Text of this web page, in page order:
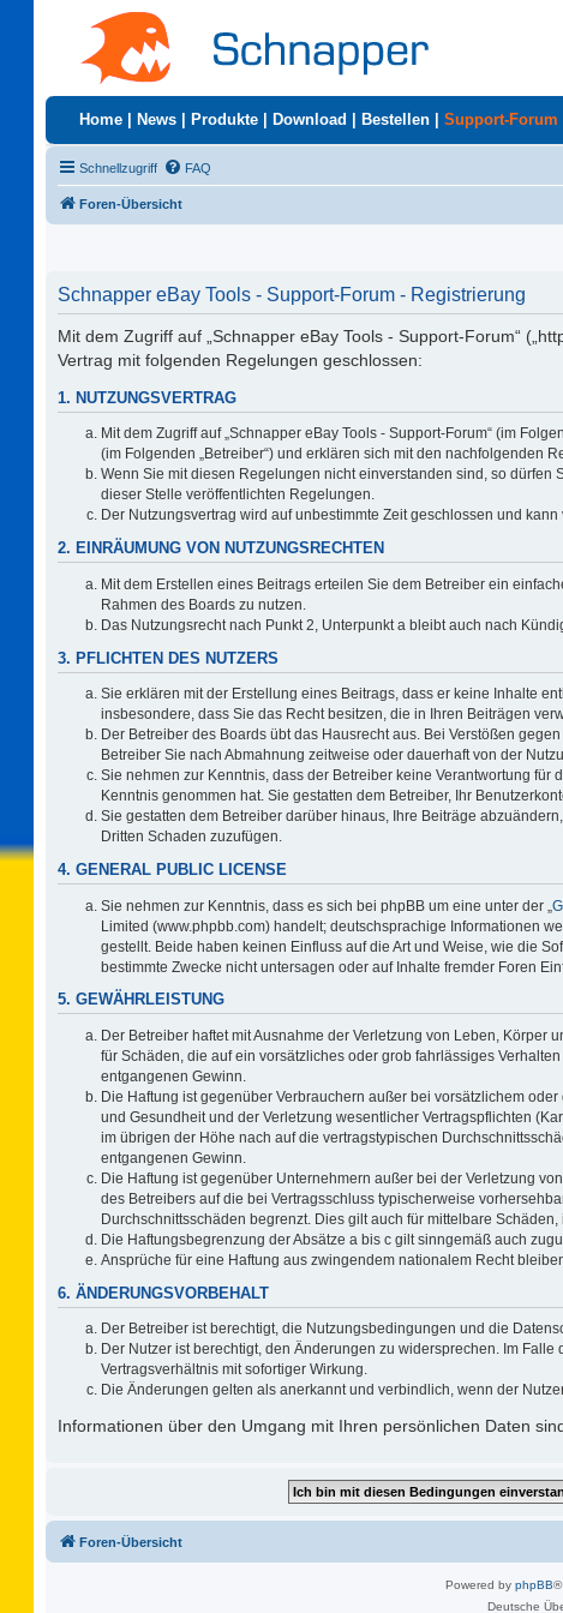
Home News Produkte Download Bestellen Support-Forum
Schnellzugriff FAQ
Foren-Übersicht
Schnapper eBay Tools - Support-Forum - Registrierung
Mit dem Zugriff auf „Schnapper eBay Tools - Support-Forum“
Vertrag mit folgenden Regelungen geschlossen:
1. NUTZUNGSVERTRAG
Mit dem Zugriff auf „Schnapper eBay Tools - Support-Forum“ (im
(im Folgenden „Betreiber“) und erklären sich mit den nachfolgenden
Wenn Sie mit diesen Regelungen nicht einverstanden sind, so
dieser Stelle veröffentlichten Regelungen.
Der Nutzungsvertrag wird auf unbestimmte Zeit geschlossen und
2. EINRÄUMUNG VON NUTZUNGSRECHTEN
Mit dem Erstellen eines Beitrags erteilen Sie dem Betreiber ein
Rahmen des Boards zu nutzen.
Das Nutzungsrecht nach Punkt 2, Unterpunkt a bleibt auch nach
3. PFLICHTEN DES NUTZERS
Sie erklären mit der Erstellung eines Beitrags, dass er keine Inhalte
insbesondere, dass Sie das Recht besitzen, die in Ihren Beiträgen
Der Betreiber des Boards übt das Hausrecht aus. Bei Verstößen
Betreiber Sie nach Abmahnung zeitweise oder dauerhaft von der
Sie nehmen zur Kenntnis, dass der Betreiber keine Verantwortung
Kenntnis genommen hat. Sie gestatten dem Betreiber, Ihr
Sie gestatten dem Betreiber darüber hinaus, Ihre Beiträge
Dritten Schaden zuzufügen.
4. GENERAL PUBLIC LICENSE
Sie nehmen zur Kenntnis, dass es sich bei phpBB um eine unter der „
Limited (www.phpbb.com) handelt; deutschsprachige Informationen
gestellt. Beide haben keinen Einfluss auf die Art und Weise, wie die
bestimmte Zwecke nicht untersagen oder auf Inhalte fremder Foren
5. GEWÄHRLEISTUNG
Der Betreiber haftet mit Ausnahme der Verletzung von Leben,
für Schäden, die auf ein vorsätzliches oder grob fahrlässiges
entgangenen Gewinn.
Die Haftung ist gegenüber Verbrauchern außer bei vorsätzlichem
und Gesundheit und der Verletzung wesentlicher Vertragspflichten
im übrigen der Höhe nach auf die vertragstypischen
entgangenen Gewinn.
Die Haftung ist gegenüber Unternehmern außer bei der Verletzung
des Betreibers auf die bei Vertragsschluss typischerweise
Durchschnittsschäden begrenzt. Dies gilt auch für mittelbare
Die Haftungsbegrenzung der Absätze a bis c gilt sinngemäß auch
Ansprüche für eine Haftung aus zwingendem nationalem Recht
6. ÄNDERUNGSVORBEHALT
Der Betreiber ist berechtigt, die Nutzungsbedingungen und die
Der Nutzer ist berechtigt, den Änderungen zu widersprechen. Im
Vertragsverhältnis mit sofortiger Wirkung.
Die Änderungen gelten als anerkannt und verbindlich, wenn der
Informationen über den Umgang mit Ihren persönlichen Daten
Foren-Übersicht
Powered by phpBB®
Deutsche